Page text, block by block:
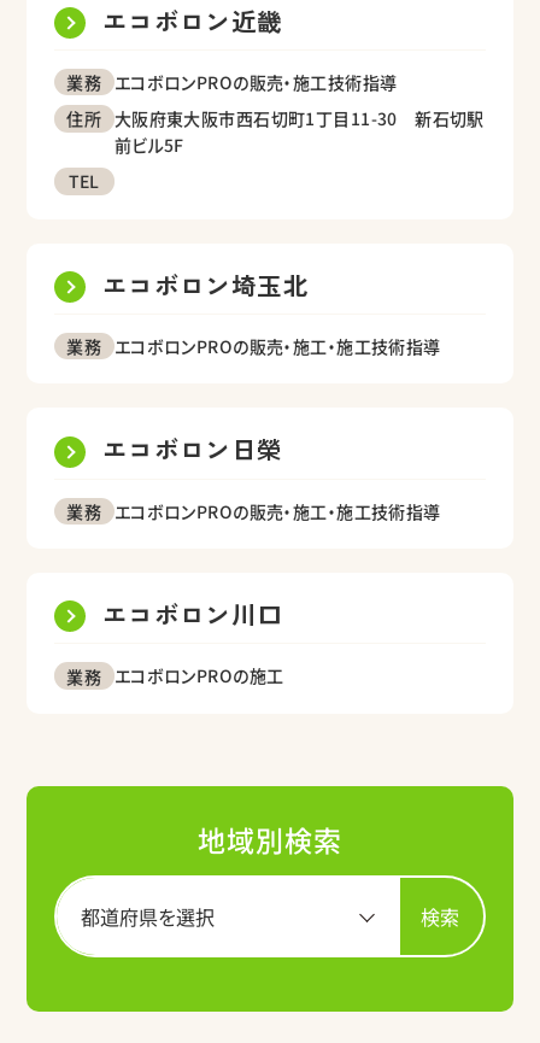
エコボロン近畿
業務 エコボロンPROの販売・施工技術指導
住所 大阪府東大阪市西石切町1丁目11-30 新石切駅
前ビル5F
TEL
エコボロン埼玉北
業務 エコボロンPROの販売・施工・施工技術指導
エコボロン日榮
業務 エコボロンPROの販売・施工・施工技術指導
エコボロン川口
業務 エコボロンPROの施工
地域別検索
検索